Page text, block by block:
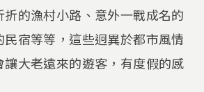
的漁村小路、意外一戰成名的
宿等等，這些迥異於都市風情
大老遠來的遊客，有度假的感